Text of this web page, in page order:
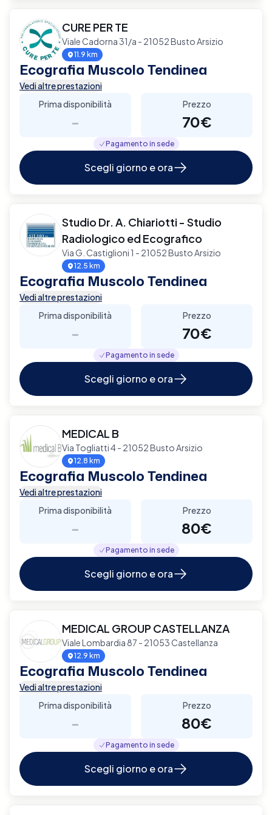
CURE PER TE
Viale Cadorna 31/a - 21052 Busto Arsizio
11.9 km
Ecografia Muscolo Tendinea
Vedi altre prestazioni
Prima disponibilità
-
Prezzo
70€
Pagamento in sede
Scegli giorno e ora
Studio Dr. A. Chiariotti - Studio
Radiologico ed Ecografico
Via G. Castiglioni 1 - 21052 Busto Arsizio
12.5 km
Ecografia Muscolo Tendinea
Vedi altre prestazioni
Prima disponibilità
-
Prezzo
70€
Pagamento in sede
Scegli giorno e ora
MEDICAL B
Via Togliatti 4 - 21052 Busto Arsizio
12.8 km
Ecografia Muscolo Tendinea
Vedi altre prestazioni
Prima disponibilità
-
Prezzo
80€
Pagamento in sede
Scegli giorno e ora
MEDICAL GROUP CASTELLANZA
Viale Lombardia 87 - 21053 Castellanza
12.9 km
Ecografia Muscolo Tendinea
Vedi altre prestazioni
Prima disponibilità
-
Prezzo
80€
Pagamento in sede
Scegli giorno e ora